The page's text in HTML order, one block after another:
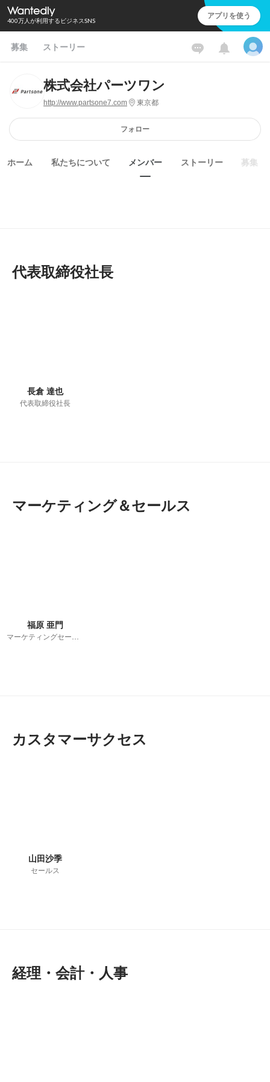
400万人が利用するビジネスSNS アプリを使う
募集 ストーリー
株式会社パーツワン
http://www.partsone7.com 東京都
フォロー
ホーム 私たちについて メンバー ストーリー 募集
代表取締役社長
長倉 達也
代表取締役社長
マーケティング＆セールス
福原 亜門
カスタマーサクセス
山田沙季
セールス
経理・会計・人事